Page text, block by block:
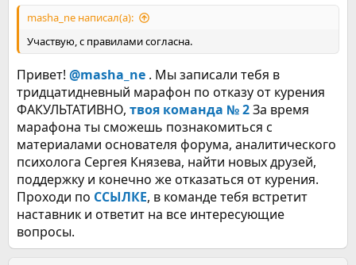
masha_ne написал(а):
Участвую, с правилами согласна.
Привет! @masha_ne . Мы записали тебя в
тридцатидневный марафон по отказу от курения
ФАКУЛЬТАТИВНО, твоя команда № 2За время
марафона ты сможешь познакомиться с
материалами основателя форума, аналитического
психолога Сергея Князева, найти новых друзей,
поддержку и конечно же отказаться от курения.
Проходи по ССЫЛКЕ, в команде тебя встретит
наставник и ответит на все интересующие
вопросы.